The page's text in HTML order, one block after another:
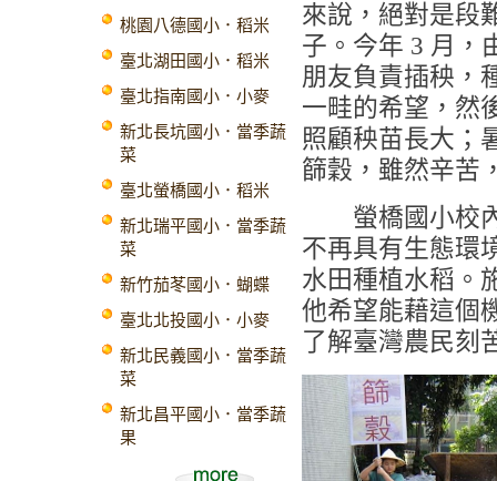
桃園八德國小．稻米
臺北湖田國小．稻米
臺北指南國小．小麥
新北長坑國小．當季蔬
菜
臺北螢橋國小．稻米
新北瑞平國小．當季蔬
菜
新竹茄苳國小．蝴蝶
臺北北投國小．小麥
新北民義國小．當季蔬
菜
新北昌平國小．當季蔬
果
來說，絕對是段
子。今年 3 月，
朋友負責插秧，
一畦的希望，然
照顧秧苗長大；
篩穀，雖然辛苦
螢橋國小校內
不再具有生態環
水田種植水稻。
他希望能藉這個
了解臺灣農民刻